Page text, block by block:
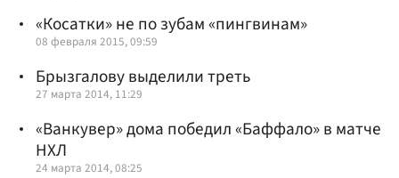
«Косатки» не по зубам «пингвинам»
08 февраля 2015, 09:59
Брызгалову выделили треть
27 марта 2014, 11:29
«Ванкувер» дома победил «Баффало» в матче
НХЛ
24 марта 2014, 08:25